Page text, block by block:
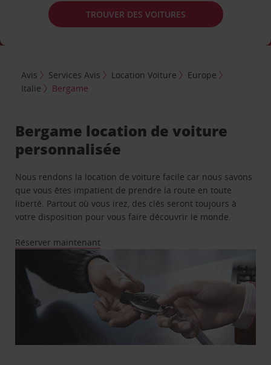
TROUVER DES VOITURES
Avis Services Avis Location Voiture
Europe
Italie
Bergame
Bergame location de voiture
personnalisée
Nous rendons la location de voiture facile car nous savons
que vous êtes impatient de prendre la route en toute
liberté. Partout où vous irez, des clés seront toujours à
votre disposition pour vous faire découvrir le monde.
Réserver maintenant